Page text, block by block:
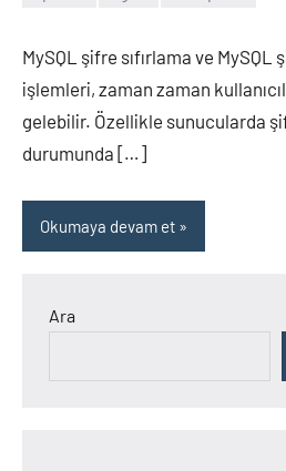
admin
Yorum
MySQL şifre sıfırlama ve
işlemleri, zaman zaman
gelebilir. Özellikle sunucularda
durumunda […]
Okumaya devam et
Ara